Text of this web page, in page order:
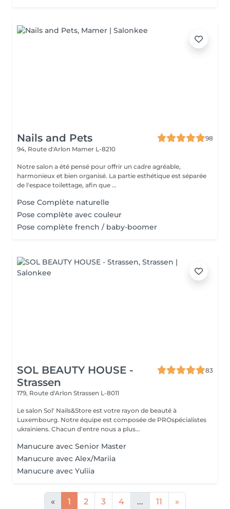
Nails and Pets
98
94, Route d'Arlon Mamer L-8210
Notre salon a été pensé pour offrir un cadre agréable,
harmonieux et bien organisé. La partie esthétique est séparée
de l'espace toilettage, afin que ...
Pose Complète naturelle
Pose complète avec couleur
Pose complète french / baby-boomer
SOL BEAUTY HOUSE -
Strassen
83
179, Route d'Arlon Strassen L-8011
Le salon Sol' Nails&Store est votre rayon de beauté à
Luxembourg. Notre équipe est composée de PROspécialistes
ukrainiens. Chacun d'entre nous a plus...
Manucure avec Senior Master
Manucure avec Alex/Mariia
Manucure avec Yuliia
« 1 2 3 4 ... 11 »